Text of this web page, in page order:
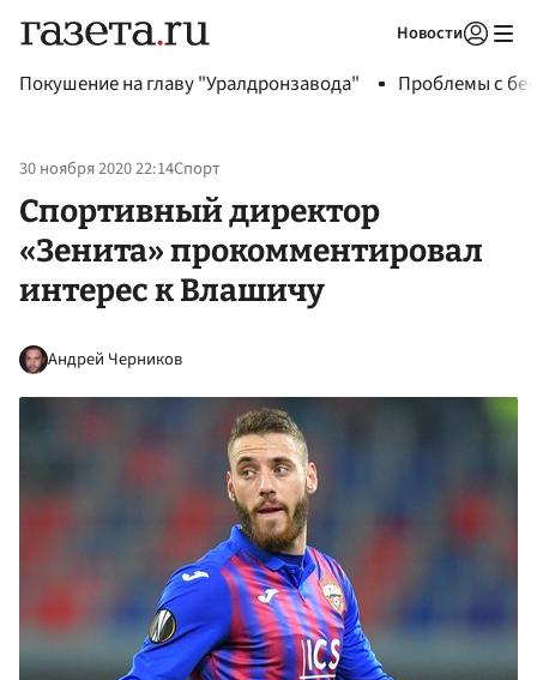
Новости
Покушение на главу "Уралдронзавода" Проблемы с
30 ноября 2020 22:14Спорт
Спортивный директор
«Зенита» прокомментировал
интерес к Влашичу
Андрей Черников